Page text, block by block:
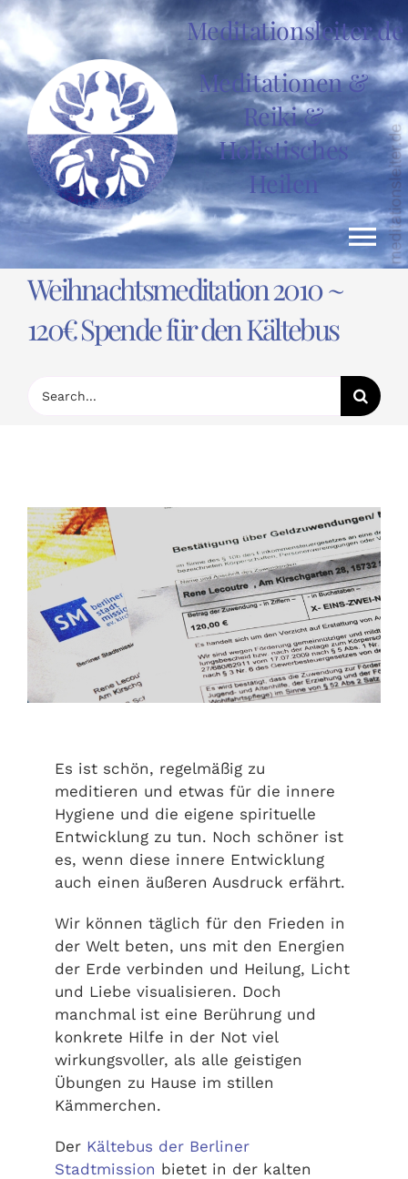
Zum
Inhalt
springen
Meditationsleiter.de
Meditationen &
Reiki &
Holistisches
Heilen
Holistisch
Shop
Jetzt buchen
Weihnachtsmeditation 2010 ~
120€ Spende für den Kältebus
Es ist schön, regelmäßig zu
meditieren und etwas für die innere
Hygiene und die eigene spirituelle
Entwicklung zu tun. Noch schöner ist
es, wenn diese innere Entwicklung
auch einen äußeren Ausdruck erfährt.
Wir können täglich für den Frieden in
der Welt beten, uns mit den Energien
der Erde verbinden und Heilung, Licht
und Liebe visualisieren. Doch
manchmal ist eine Berührung und
konkrete Hilfe in der Not viel
wirkungsvoller, als alle geistigen
Übungen zu Hause im stillen
Kämmerchen.
Der Kältebus der Berliner
Stadtmission bietet in der kalten